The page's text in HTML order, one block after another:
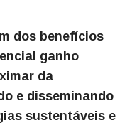
dos benefícios
ganho
da
e disseminando
sustentáveis e